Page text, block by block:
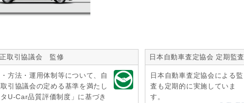
取引協議会 監修
方法・運用体制等について、自
引協議会の定める基準を満たし
U-Car品質評価制度」に基づき
日本自動車査定協会 定期監査
日本自動車査定協会による監
査も定期的に実施していま
す。